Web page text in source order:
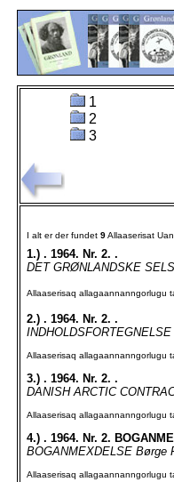
1
2
3
I alt er der fundet 9Allaaserisat
1.) . 1964. Nr. 2. .
DET GRØNLANDSKE
Allaaserisaq allagaannanngorlugu
2.) . 1964. Nr. 2. .
Allaaserisaq allagaannanngorlugu
3.) . 1964. Nr. 2. .
DANISH ARCTIC
Allaaserisaq allagaannanngorlugu
4.) . 1964. Nr. 2.
BOGANMEXDELSE Børge
Allaaserisaq allagaannanngorlugu